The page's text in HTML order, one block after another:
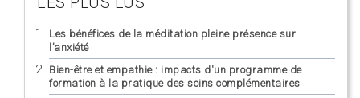
Les bénéfices de la méditation pleine présence sur
l’anxiété
Bien-être et empathie : impacts d'un programme de
formation à la pratique des soins complémentaires